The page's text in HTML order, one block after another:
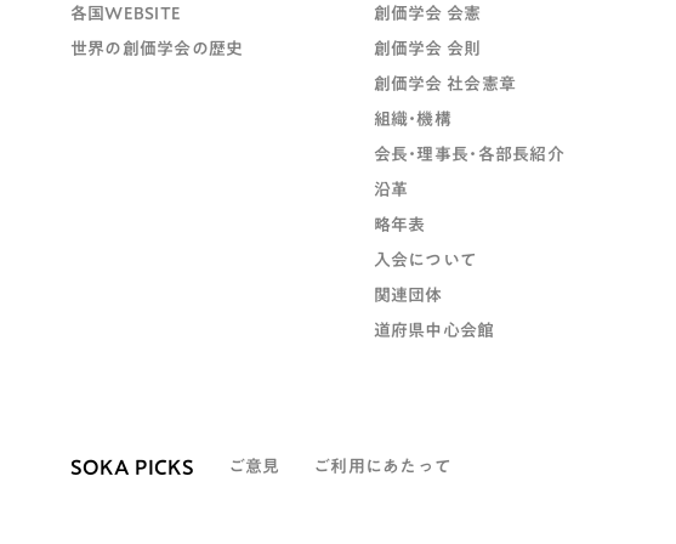
各国WEBSITE
世界の創価学会の歴史
創価学会 会憲
創価学会 会則
創価学会 社会憲章
組織・機構
会長・理事長・各部長紹介
沿革
略年表
入会について
関連団体
道府県中心会館
SOKA PICKS ご意見 ご利用にあたって